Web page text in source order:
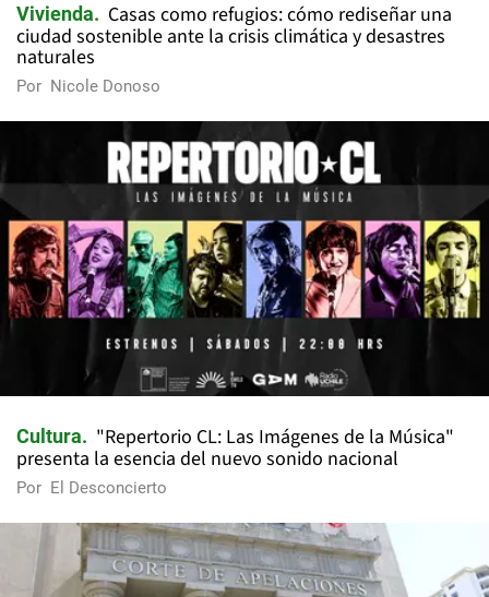
Vivienda
Casas como refugios: cómo rediseñar una
ciudad sostenible ante la crisis climática y desastres
naturales
Por Nicole Donoso
Cultura
"Repertorio CL: Las Imágenes de la Música"
presenta la esencia del nuevo sonido nacional
Por El Desconcierto